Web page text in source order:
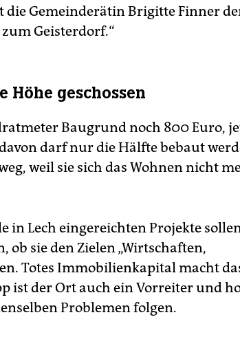
die Gemeinderätin Brigitte Finner
Geisterdorf.“
Höhe geschossen
Baugrund noch 800 Euro,
darf nur die Hälfte bebaut
weil sie sich das Wohnen nicht
in Lech eingereichten Projekte
sie den Zielen „Wirtschaften,
Totes Immobilienkapital macht
ist der Ort auch ein Vorreiter und
Problemen folgen.